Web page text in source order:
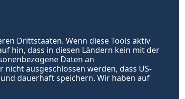
Drittstaaten. Wenn diese Tools aktiv
hin, dass in diesen Ländern kein mit der
Daten an
ausgeschlossen werden, dass US-
dauerhaft speichern. Wir haben auf